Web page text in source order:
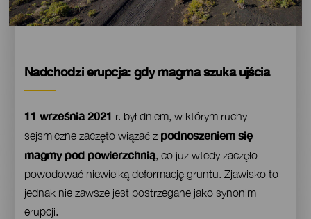
Contenido
Nadchodzi erupcja: gdy magma szuka ujścia
11 września 2021 r. był dniem, w którym ruchy
sejsmiczne zaczęto wiązać z podnoszeniem się
magmy pod powierzchnią, co już wtedy zaczęło
powodować niewielką deformację gruntu. Zjawisko to
jednak nie zawsze jest postrzegane jako synonim
erupcji.